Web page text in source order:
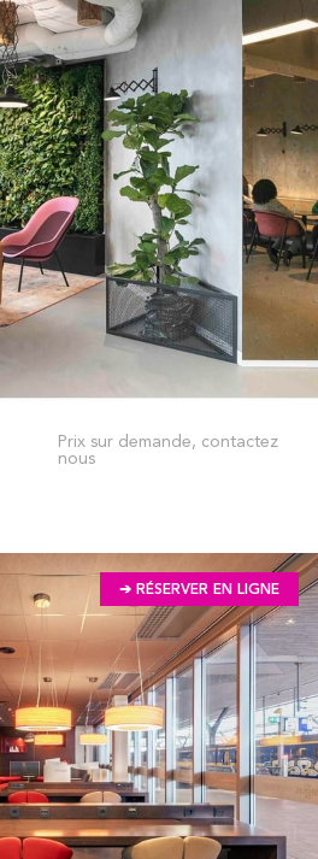
Prix sur demande, contactez
nous
➔ RÉSERVER EN LIGNE